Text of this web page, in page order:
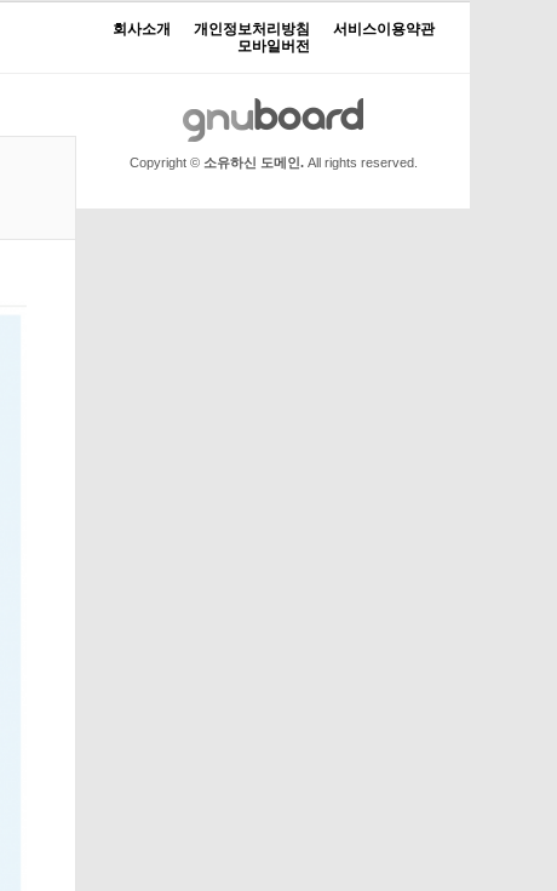
회사소개 개인정보처리방침
서비스이용약관
모바일버전
Copyright © 소유하신 도메인.All rights reserved.